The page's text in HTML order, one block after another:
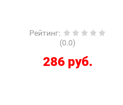
Рейтинг:
(0.0)
286 руб.